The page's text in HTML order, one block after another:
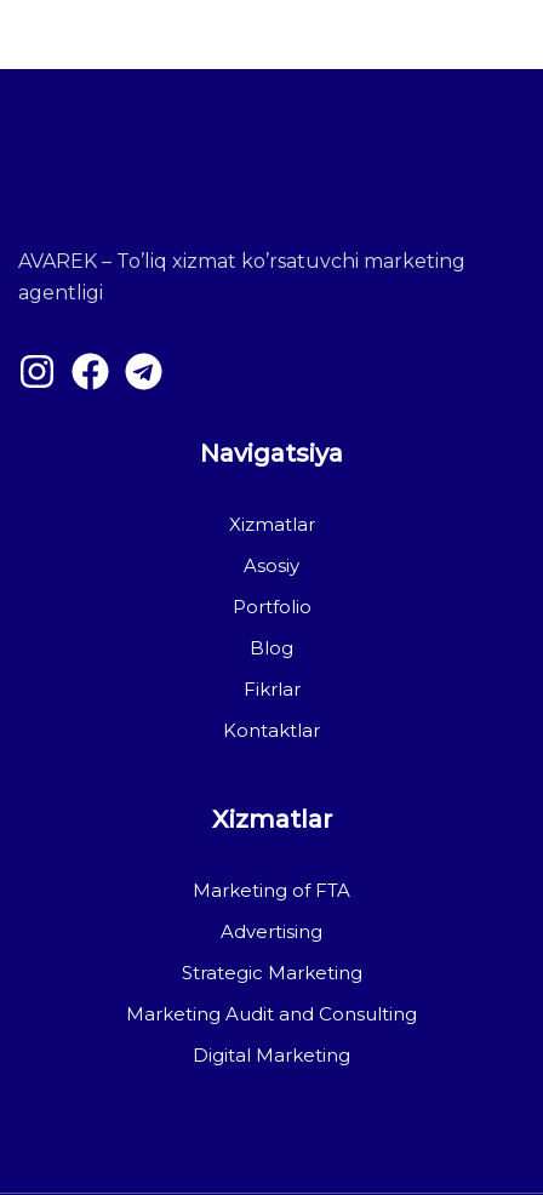
AVAREK – To’liq xizmat ko’rsatuvchi marketing
agentligi
Navigatsiya
Xizmatlar
Asosiy
Portfolio
Blog
Fikrlar
Kontaktlar
Xizmatlar
Marketing of FTA
Advertising
Strategic Marketing
Marketing Audit and Consulting
Digital Marketing